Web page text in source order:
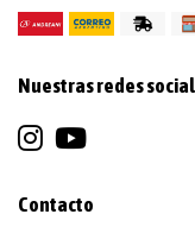
Nuestras redes
Contacto